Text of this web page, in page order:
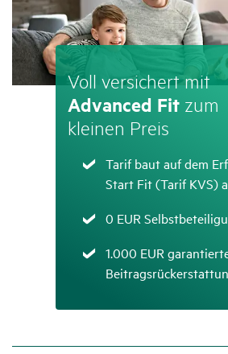
Voll versi­chert mit
Advanced Fitzum
kleinen Preis
Zutreffend
Tarif baut auf dem
Start Fit (Tarif KVS)
Zutreffend
0 EUR
Zutreffend
1.000 EUR